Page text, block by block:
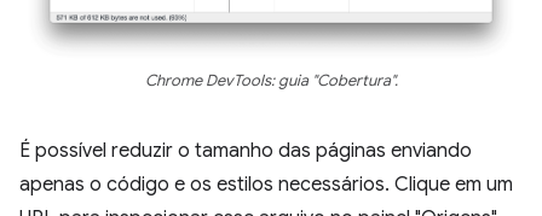
Chrome DevTools: guia "Cobertura".
É possível reduzir o tamanho das páginas enviando
apenas o código e os estilos necessários. Clique em um